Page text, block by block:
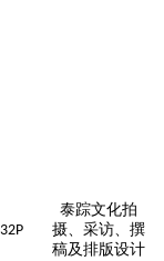
32P
泰踪文化拍
摄、采访、撰
稿及排版设计